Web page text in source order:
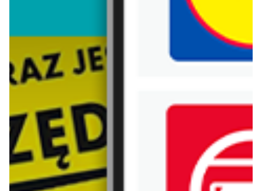
Zobacz aktualne gazetki Blix!
już za 1 dzień
Biedronka
już za 1 dzień